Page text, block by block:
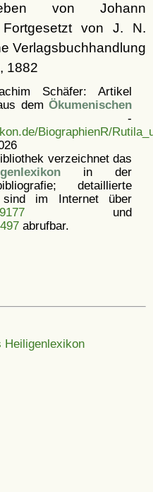
von Johann
Fortgesetzt von J. N.
Verlagsbuchhandlung
1882
Schäfer: Artikel
dem Ökumenischen
BiographienR/
verzeichnet das
in der
detaillierte
sind im Internet über
und
abrufbar.
Heiligenlexikon